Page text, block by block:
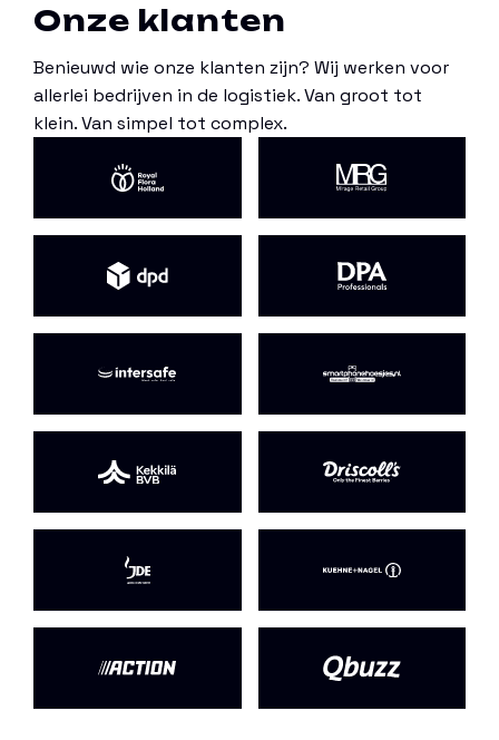
Onze klanten
Benieuwd wie onze klanten zijn? Wij werken voor
allerlei bedrijven in de logistiek. Van groot tot
klein. Van simpel tot complex.